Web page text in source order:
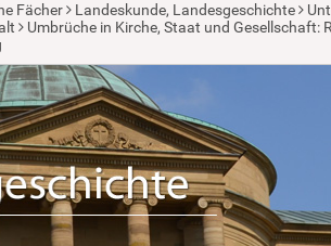
Fächer Landeskunde, Landesgeschichte
Umbrüche in Kirche, Staat und Gesellschaft: